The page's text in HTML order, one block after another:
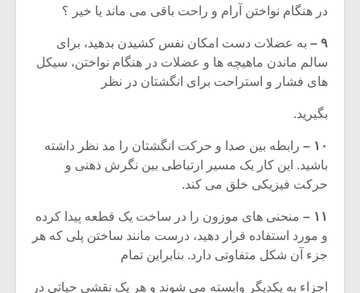
در هنگام نواختن آرام و راحت باقی می ماند یا خیر ؟
۹ –
به عضلات دست امکان نفس کشیدن بدهید، برای
سالم ماندن ماهیچه ها و عضلات در هنگام نواختن، سیکل
های فشار و استراحت برای انگشتان در نظر
بگیرید.
۱۰ –
رابطه بین صدا و حرکت انگشتان را مد نظر داشته
باشید. این کار یک مسیر ارتباطی بین نگرش ذهنی و
حرکت فیزیکی خلق می کند.
۱۱ –
منحنی های موزون را در ساخت یک قطعه پیدا کرده
و مورد استفاده قرار دهید، درست مانند ساختن پلی که هر
جزء آن شکل متفاوتی دارد. بنابراین تمام
اجزاء به یکدیگر وابسته می شوند و هر یک نقشی حیاتی در